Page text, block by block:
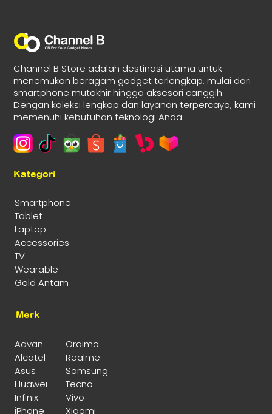
Channel B Store adalah destinasi utama untuk
menemukan beragam gadget terlengkap, mulai dari
smartphone mutakhir hingga aksesori canggih.
Dengan koleksi lengkap dan layanan terpercaya, kami
memenuhi kebutuhan teknologi Anda.
Kategori
Smartphone
Tablet
Laptop
Accessories
TV
Wearable
Gold Antam
Merk
Advan
Oraimo
Alcatel
Realme
Asus
Samsung
Huawei
Tecno
Infinix
Vivo
iPhone
Xiaomi